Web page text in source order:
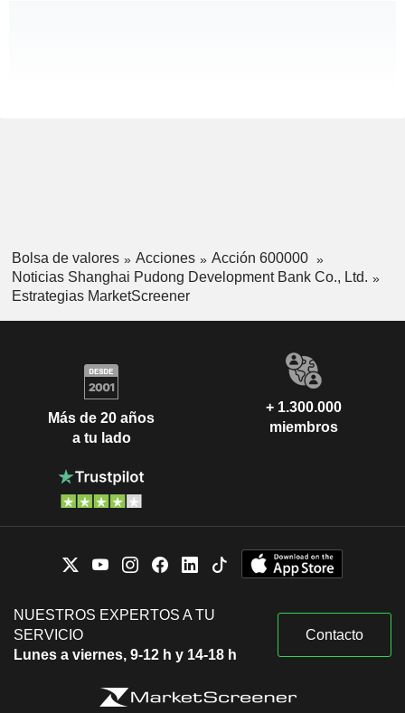
Bolsa de valores Acciones
Acción 600000
Noticias Shanghai Pudong Development Bank Co., Ltd.
Estrategias MarketScreener
Más de 20 años
a tu lado
+ 1.300.000
miembros
NUESTROS EXPERTOS A TU
SERVICIO
Lunes a viernes, 9-12 h y 14-18 h
Contacto